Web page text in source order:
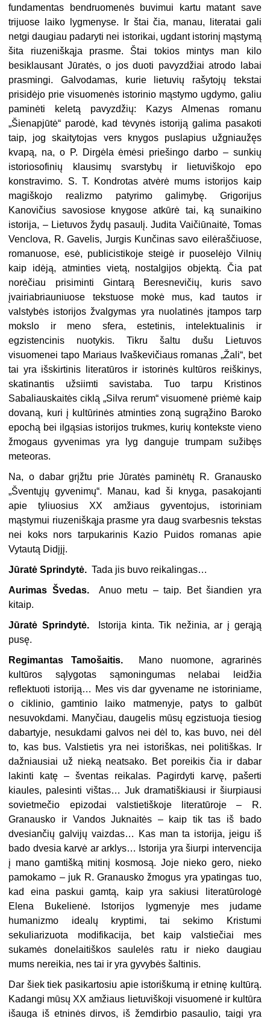
fundamentas bendruomenės buvimui kartu matant save
trijuose laiko lygmenyse. Ir štai čia, manau, literatai gali
netgi daugiau padaryti nei istorikai, ugdant istorinį mąstymą
šita riuzeniškąja prasme. Štai tokios mintys man kilo
besiklausant Jūratės, o jos duoti pavyzdžiai atrodo labai
prasmingi. Galvodamas, kurie lietuvių rašytojų tekstai
prisidėjo prie visuomenės istorinio mąstymo ugdymo, galiu
paminėti keletą pavyzdžių: Kazys Almenas romanu
„Šienapjūtė“ parodė, kad tėvynės istoriją galima pasakoti
taip, jog skaitytojas vers knygos puslapius užgniaužęs
kvapą, na, o P. Dirgėla ėmėsi priešingo darbo – sunkių
istoriosofinių klausimų svarstybų ir lietuviškojo epo
konstravimo. S. T. Kondrotas atvėrė mums istorijos kaip
magiškojo realizmo patyrimo galimybę. Grigorijus
Kanovičius savosiose knygose atkūrė tai, ką sunaikino
istorija, – Lietuvos žydų pasaulį. Judita Vaičiūnaitė, Tomas
Venclova, R. Gavelis, Jurgis Kunčinas savo eilėraščiuose,
romanuose, esė, publicistikoje steigė ir puoselėjo Vilnių
kaip idėją, atminties vietą, nostalgijos objektą. Čia pat
norėčiau prisiminti Gintarą Beresnevičių, kuris savo
įvairiabriauniuose tekstuose mokė mus, kad tautos ir
valstybės istorijos žvalgymas yra nuolatinės įtampos tarp
mokslo ir meno sfera, estetinis, intelektualinis ir
egzistencinis nuotykis. Tikru šaltu dušu Lietuvos
visuomenei tapo Mariaus Ivaškevičiaus romanas „Žali“, bet
tai yra išskirtinis literatūros ir istorinės kultūros reiškinys,
skatinantis užsiimti savistaba. Tuo tarpu Kristinos
Sabaliauskaitės ciklą „Silva rerum“ visuomenė priėmė kaip
dovaną, kuri į kultūrinės atminties zoną sugrąžino Baroko
epochą bei ilgąsias istorijos trukmes, kurių kontekste vieno
žmogaus gyvenimas yra lyg danguje trumpam sužibęs
meteoras.
Na, o dabar grįžtu prie Jūratės paminėtų R. Granausko
„Šventųjų gyvenimų“. Manau, kad ši knyga, pasakojanti
apie tyliuosius XX amžiaus gyventojus, istoriniam
mąstymui riuzeniškąja prasme yra daug svarbesnis tekstas
nei koks nors tarpukarinis Kazio Puidos romanas apie
Vytautą Didįjį.
Jūratė Sprindytė. Tada jis buvo reikalingas…
Aurimas Švedas.
Anuo metu – taip. Bet šiandien yra
kitaip.
Jūratė Sprindytė.
Istorija kinta. Tik nežinia, ar į gerąją
pusę.
Regimantas Tamošaitis.
Mano nuomone, agrarinės
kultūros sąlygotas sąmoningumas nelabai leidžia
reflektuoti istoriją… Mes vis dar gyvename ne istoriniame,
o ciklinio, gamtinio laiko matmenyje, patys to galbūt
nesuvokdami. Manyčiau, daugelis mūsų egzistuoja tiesiog
dabartyje, nesukdami galvos nei dėl to, kas buvo, nei dėl
to, kas bus. Valstietis yra nei istoriškas, nei politiškas. Ir
dažniausiai už nieką neatsako. Bet poreikis čia ir dabar
lakinti katę – šventas reikalas. Pagirdyti karvę, pašerti
kiaules, palesinti vištas… Juk dramatiškiausi ir šiurpiausi
sovietmečio epizodai valstietiškoje literatūroje – R.
Granausko ir Vandos Juknaitės – kaip tik tas iš bado
dvesiančių galvijų vaizdas… Kas man ta istorija, jeigu iš
bado dvesia karvė ar arklys… Istorija yra šiurpi intervencija
į mano gamtišką mitinį kosmosą. Joje nieko gero, nieko
pamokamo – juk R. Granausko žmogus yra ypatingas tuo,
kad eina paskui gamtą, kaip yra sakiusi literatūrologė
Elena Bukelienė. Istorijos lygmenyje mes judame
humanizmo idealų kryptimi, tai sekimo Kristumi
sekuliarizuota modifikacija, bet kaip valstiečiai mes
sukamės donelaitiškos saulelės ratu ir nieko daugiau
mums nereikia, nes tai ir yra gyvybės šaltinis.
Dar šiek tiek pasikartosiu apie istoriškumą ir etninę kultūrą.
Kadangi mūsų XX amžiaus lietuviškoji visuomenė ir kultūra
išauga iš etninės dirvos, iš žemdirbio pasaulio, taigi yra